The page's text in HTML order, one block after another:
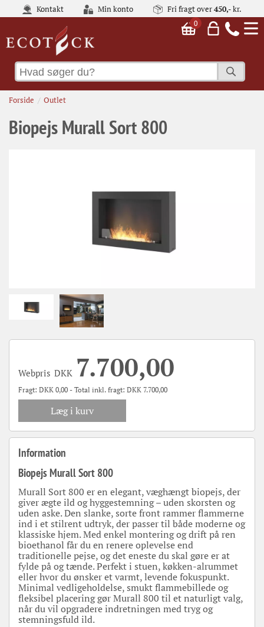
Kontakt Min konto Fri fragt over450,-kr.
0
Forside Outlet
Biopejs Murall Sort 800
Webpris DKK 7.700,00
Fragt: DKK 0,00 - Total inkl. fragt: DKK 7.700,00
Læg i kurv
Information
Biopejs Murall Sort 800
Murall Sort 800 er en elegant, væghængt biopejs, der
giver ægte ild og hyggestemning – uden skorsten og
uden aske. Den slanke, sorte front rammer flammerne
ind i et stilrent udtryk, der passer til både moderne og
klassiske hjem. Med enkel montering og drift på ren
bioethanol får du en renere oplevelse end
traditionelle pejse, og det eneste du skal gøre er at
fylde på og tænde. Perfekt i stuen, køkken-alrummet
eller hvor du ønsker et varmt, levende fokuspunkt.
Minimal vedligeholdelse, smukt flammebillede og
fleksibel placering gør Murall 800 til et naturligt valg,
når du vil opgradere indretningen med tryg og
stemningsfuld ild.